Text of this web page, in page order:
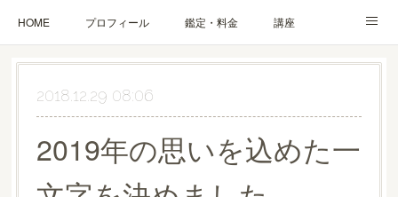
HOME プロフィール 鑑定・料金 講座
ブログ お問合せ・お申込み
2018.12.29 08:06
2019年の思いを込めた一